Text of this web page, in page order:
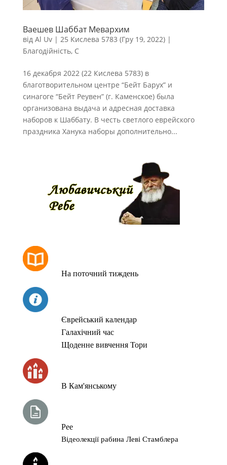
Ваешев Шаббат Мевархим
від Al Uv| 25 Кислева 5783 (Гру 19, 2022)|
Благодійність, С
16 декабря 2022 (22 Кислева 5783) в
благотворительном центре “Бейт Барух” и
синагоге “Бейт Реувен” (г. Каменское) была
организована выдача и адресная доставка
наборов к Шаббату. В честь светлого еврейского
праздника Ханука наборы дополнительно...
На поточний тиждень
Єврейський календар
Галахічний час
Щоденне вивчення Тори
В Кам'янському
Рее
Відеолекції рабина Леві Стамблера